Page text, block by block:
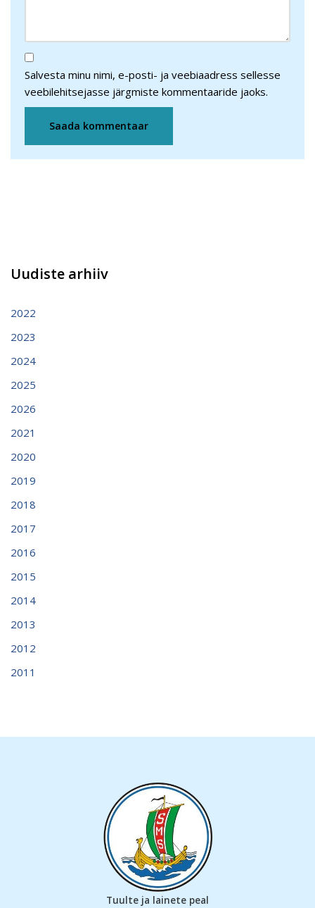
Salvesta minu nimi, e-posti- ja veebiaadress sellesse
veebilehitsejasse järgmiste kommentaaride jaoks.
Uudiste arhiiv
2022
2023
2024
2025
2026
2021
2020
2019
2018
2017
2016
2015
2014
2013
2012
2011
Tuulte ja lainete peal